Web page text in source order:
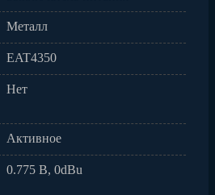
Металл
EAT4350
Нет
Активное
0.775 В, 0dBu